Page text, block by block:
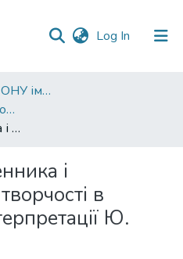
Log In (current)
Наукові видання ОНУ імені І. І. Мечникова
Вісник Одеського національного університету. Філологія
Феномен письменника і письменницької творчості в постмодерній інтерпретації Ю. Іздрика-есеїста
і
в
Ю.